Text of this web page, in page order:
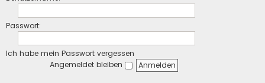
Passwort:
Ich habe mein Passwort vergessen
Angemeldet bleiben